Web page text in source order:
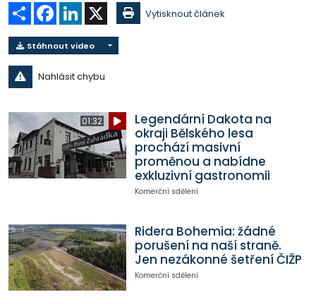
Sdílet Facebook
LinkedIn Vytisknout článek
Stáhnout video
Nahlásit chybu
01:32
Legendární Dakota na
okraji Bělského lesa
prochází masivní
proměnou a nabídne
exkluzivní gastronomii
Komerční sdělení
Ridera Bohemia: žádné
porušení na naší straně.
Jen nezákonné šetření ČIŽP
Komerční sdělení